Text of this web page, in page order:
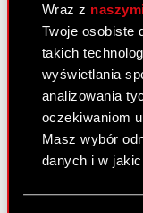
Wraz z
Twoje osobiste
takich
wyświetlania
analizowania
oczekiwaniom
Masz wybór
danych i w
Media
Kariera
Kontakt
Szukaj
Produkty